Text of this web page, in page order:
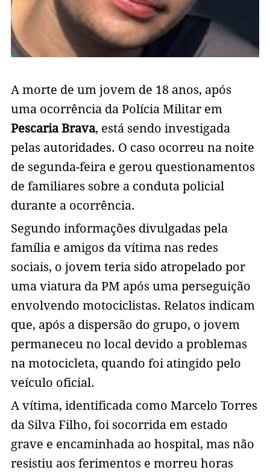
A morte de um jovem de 18 anos, após
uma ocorrência da Polícia Militar em
Pescaria Brava, está sendo investigada
pelas autoridades. O caso ocorreu na noite
de segunda-feira e gerou questionamentos
de familiares sobre a conduta policial
durante a ocorrência.
Segundo informações divulgadas pela
família e amigos da vítima nas redes
sociais, o jovem teria sido atropelado por
uma viatura da PM após uma perseguição
envolvendo motociclistas. Relatos indicam
que, após a dispersão do grupo, o jovem
permaneceu no local devido a problemas
na motocicleta, quando foi atingido pelo
veículo oficial.
A vítima, identificada como Marcelo Torres
da Silva Filho, foi socorrida em estado
grave e encaminhada ao hospital, mas não
resistiu aos ferimentos e morreu horas